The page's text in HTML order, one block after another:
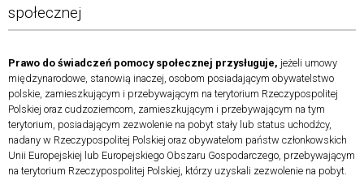
społecznej
Prawo do świadczeń pomocy społecznej przysługuje, jeżeli umowy
międzynarodowe, stanowią inaczej, osobom posiadającym obywatelstwo
polskie, zamieszkującym i przebywającym na terytorium Rzeczypospolitej
Polskiej oraz cudzoziemcom, zamieszkującym i przebywającym na tym
terytorium, posiadającym zezwolenie na pobyt stały lub status uchodźcy,
nadany w Rzeczypospolitej Polskiej oraz obywatelom państw członkowskich
Unii Europejskiej lub Europejskiego Obszaru Gospodarczego, przebywającym
na terytorium Rzeczypospolitej Polskiej, którzy uzyskali zezwolenie na pobyt.